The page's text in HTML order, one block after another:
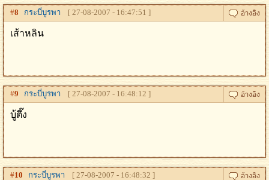
#8 กระบี่บูรพา [ 27-08-2007 - 16:47:51 ]
เส้าหลิน
#9 กระบี่บูรพา [ 27-08-2007 - 16:48:12 ]
บู้ตึ๊ง
#10 กระบี่บูรพา [ 27-08-2007 - 16:48:32 ]